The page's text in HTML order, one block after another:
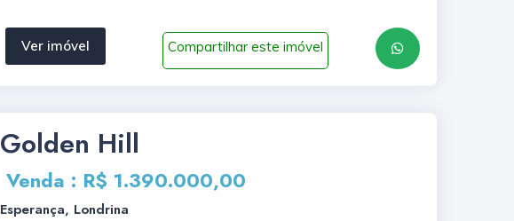
Ver imóvel Compartilhar este imóvel
Golden Hill
Venda : R$ 1.390.000,00
Esperança, Londrina